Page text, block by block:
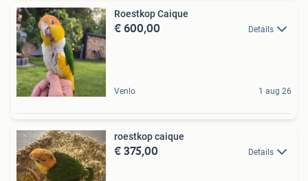
Roestkop Caique
€ 600,00 Details
Venlo 1 aug 26
roestkop caique
€ 375,00 Details